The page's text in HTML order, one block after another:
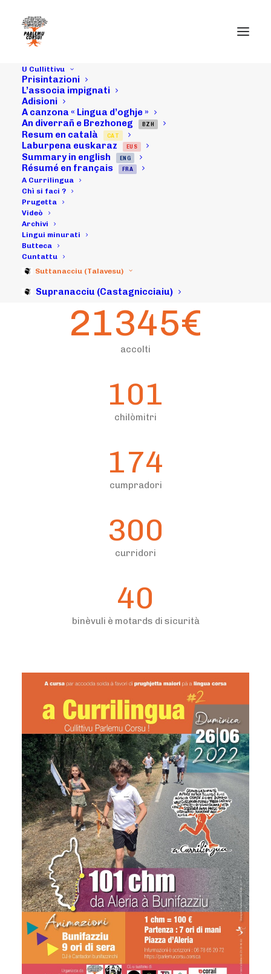
U Cullittivu
Prisintazioni
L’associa impignati
Adisioni
A canzona « Lingua d’oghje »
An diverrañ e Brezhoneg
BZH
Resum en català CAT
Laburpena euskaraz EUS
Summary in english ENG
Résumé en français FRA
A Currilingua
Chì si faci ?
Prugetta
Videò
Archivi
Lingui minurati
Butteca
Cuntattu
Suttanacciu (Talavesu)
Supranacciu (Castagnicciaiu)
Siconda idizioni di a
Currilingua
U 26 di ghjunghju di u 2022
Aleria
21345€
accolti
101
chilòmitri
174
cumpradori
300
curridori
40
binèvuli è motards di sicurità